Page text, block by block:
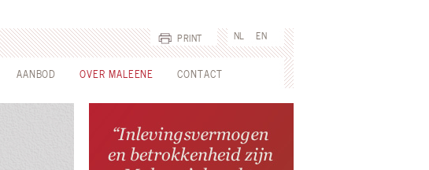
PRINT NL EN
AANBOD OVER MALEENE CONTACT